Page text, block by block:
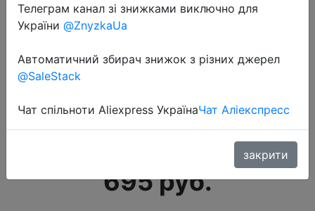
2022-06-17
Портативное зарядное
устройство Baseus 10000 мАч,
внешняя батарея PD 15 Вт,
устройство для телефона Xiaomi
mi PoverBank
695 руб.
Телеграм канал зі знижками виключно для
України @ZnyzkaUa
Автоматичний збирач знижок з різних джерел
@SaleStack
Чат спільноти Aliexpress УкраїнаЧат Аліекспресс
закрити